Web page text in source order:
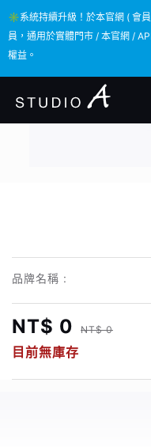
✳️系統持續升級！於本官網 ( 會
員，通用於實體門市 / 本官網 /
權益。
✳️系統持續升級！於本官網 ( 會
員，通用於實體門市 / 本官網 /
權益。
品牌名稱 :
NT$ 0 NT$ 0
目前無庫存